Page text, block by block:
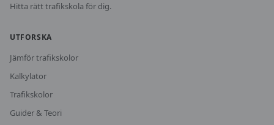
Hitta rätt trafikskola för dig.
UTFORSKA
Jämför trafikskolor
Kalkylator
Trafikskolor
Guider & Teori